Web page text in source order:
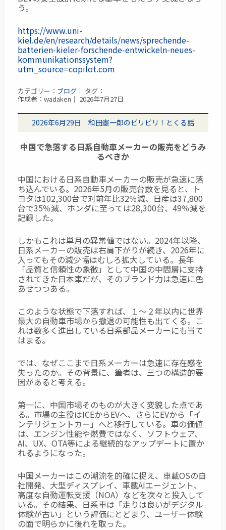
う。
https://www.uni-
kiel.de/en/research/details/news/sprechende-
batterien-kieler-forschende-entwickeln-neues-
kommunikationssystem?
utm_source=copilot.com
カテゴリー： ブログ ｜ タグ：
作成者：wadaken｜ 2026年7月27日
2026年6月29日 和田憲一郎のビリビリ！とくる話
中国で急落する日系自動車メーカーの販売をどうみ
るべきか
中国における日系自動車メーカーの販売が急速に落
ち込んでいる。2026年5月の販売台数を見ると、ト
ヨタは102,300台で対前年比32％減、日産は37,800
台で35％減、ホンダに至っては28,300台、49％減を
記録した。
しかもこれは単月の異常値ではない。2024年以降、
日系メーカーの販売は右肩下がりが続き、2026年に
入ってもその減少幅はむしろ拡大している。長年
「品質と信頼性の象徴」として中国の中間層に支持
されてきた日本車だが、そのブランド力は急速に色
あせつつある。
このような状態で下落すれば、１～２年以内に世界
最大の自動車市場から撤退の可能性も出てくる。こ
れは数多く進出している日系部品メーカーにも当て
はまる。
では、なぜここまで日系メーカーは急速に存在感を
失ったのか。その背景に、筆者は、三つの構造的要
因があると考える。
第一に、中国市場そのものが大きく変貌した点であ
る。市場の主役はICEからEVへ、さらにEVから「イ
ンテリジェントカー」へと移行している。車の価値
は、エンジン性能や燃費ではなく、ソフトウェア、
AI、UX、OTA等による継続的なアップデートに置か
れるようになった。
中国メーカーはこの潮流を的確に捉え、車載OSの自
社開発、大型ディスプレイ、車載AIエージェント、
高度な自動運転支援（NOA）などを次々と投入して
いる。その結果、日系車は「走りは良いがデジタル
体験が古い」という評価にとどまり、ユーザー体験
の面で明らかに後れを取った。